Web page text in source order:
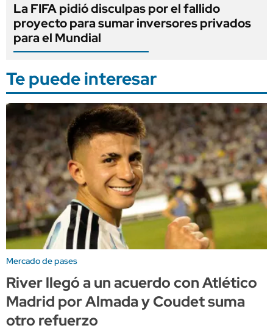
La FIFA pidió disculpas por el fallido
proyecto para sumar inversores privados
para el Mundial
Te puede interesar
Mercado de pases
River llegó a un acuerdo con Atlético
Madrid por Almada y Coudet suma
otro refuerzo